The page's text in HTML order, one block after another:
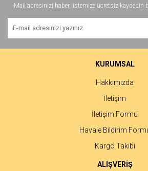
Yorum Yaz
Ürün resmi kalitesiz, bozuk veya
Ürün açıklamasında eksik bilgiler bulunuyor.
Ürün fiyatı diğer sitelerden daha pahalı.
Gönder
Mail adresinizi haber listemize ücretsiz kaydedin
KURUMSAL
Hakkımızda
İletişim
İletişim Formu
Havale Bildirim
Kargo Takibi
ALIŞVERİŞ